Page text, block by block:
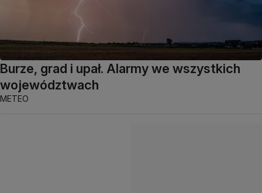
Burze, grad i upał. Alarmy we wszystkich
województwach
METEO